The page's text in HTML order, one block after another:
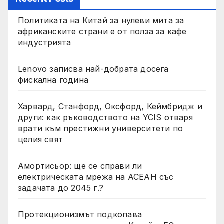
Политиката на Китай за нулеви мита за
африканските страни е от полза за кафе
индустрията
Lenovo записва най-добрата досега
фискална година
Харвард, Станфорд, Оксфорд, Кеймбридж и
други: как ръководството на YCIS отваря
врати към престижни университети по
целия свят
Амортисьор: ще се справи ли
електрическата мрежа на АСЕАН със
задачата до 2045 г.?
Протекционизмът подкопава